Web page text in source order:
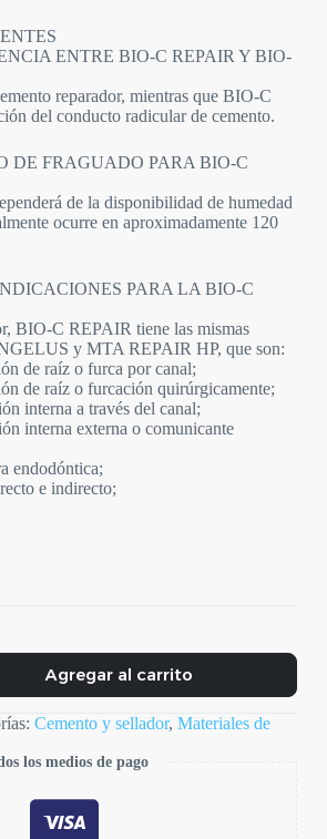
ENTRE BIO-C REPAIR Y BIO-
reparador, mientras que BIO-C
del conducto radicular de cemento.
DE FRAGUADO PARA BIO-C
de la disponibilidad de humedad
ocurre en aproximadamente 120
PARA LA BIO-C
BIO-C REPAIR tiene las mismas
y MTA REPAIR HP, que son:
de raíz o furca por canal;
de raíz o furcación quirúrgicamente;
interna a través del canal;
interna externa o comunicante
endodóntica;
e indirecto;
Agregar al carrito
Cemento y sellador, Materiales de
los medios de pago